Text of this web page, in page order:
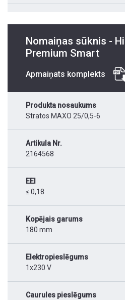
Nomaiņas sūknis -
Premium Smart
Apmaiņats komplekts
Produkta nosaukums
Stratos MAXO 25/0,5-6
Artikula Nr.
2164568
EEI
≤ 0,18
Kopējais garums
180 mm
Elektropieslēgums
1x230 V
Caurules pieslēgums